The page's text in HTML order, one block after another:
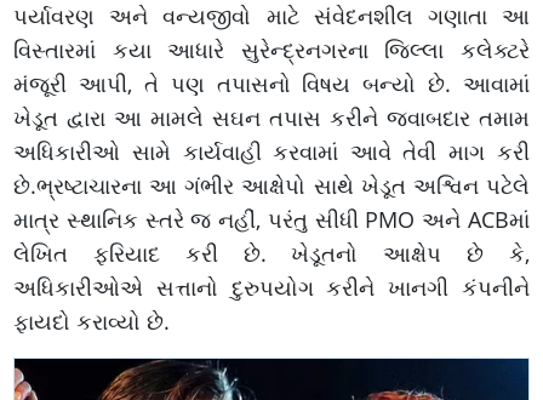
પર્યાવરણ અને વન્યજીવો માટે સંવેદનશીલ ગણાતા આ
વિસ્તારમાં કયા આધારે સુરેન્દ્રનગરના જિલ્લા કલેક્ટરે
મંજૂરી આપી, તે પણ તપાસનો વિષય બન્યો છે. આવામાં
ખેડૂત દ્વારા આ મામલે સઘન તપાસ કરીને જવાબદાર તમામ
અધિકારીઓ સામે કાર્યવાહી કરવામાં આવે તેવી માગ કરી
છે.ભ્રષ્ટાચારના આ ગંભીર આક્ષેપો સાથે ખેડૂત અશ્વિન પટેલે
માત્ર સ્થાનિક સ્તરે જ નહીં, પરંતુ સીધી PMO અને ACBમાં
લેખિત ફરિયાદ કરી છે. ખેડૂતનો આક્ષેપ છે કે,
અધિકારીઓએ સત્તાનો દુરુપયોગ કરીને ખાનગી કંપનીને
ફાયદો કરાવ્યો છે.